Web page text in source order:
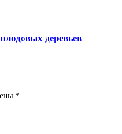
деревьев
*